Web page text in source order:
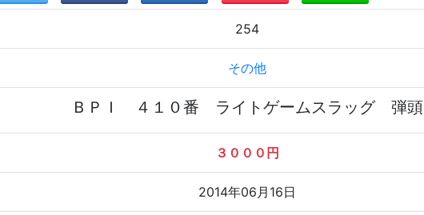
254
その他
ＢＰＩ ４１０番 ライトゲームスラッグ 弾頭
３０００円
2014年06月16日